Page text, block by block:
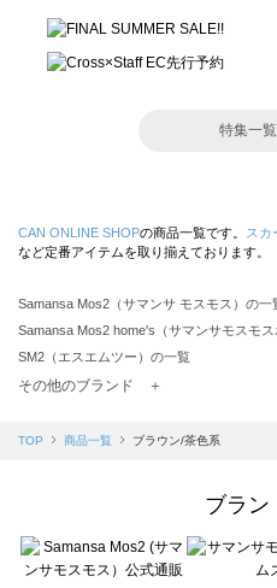
特集一
CAN ONLINE SHOPの商品一覧です。 スカ
など定番アイテムを取り揃えております。
Samansa Mos2（サマンサ モスモス）の一
Samansa Mos2 home's（サマンサモスモ
SM2（エスエムツー）の一覧
TSUHARU by Samansa Mos2（ツハルバイ
Samansa Mos2 blue（サマンサモスモス ブ
Te chichi（テチチ）の一覧
Te chichi CLASSIC（テチチ クラシック）の
その他のブランド ＋
TOP 商品一覧 ブラウン/茶色系
ブラン